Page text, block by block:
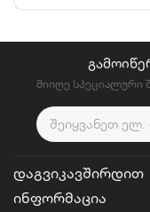
მიიღე სპეციალური
ᲓᲐᲒᲕᲘᲙᲐᲕᲨᲘᲠᲓᲘᲗ
ᲘᲜᲤᲝᲠᲛᲐᲪᲘᲐ